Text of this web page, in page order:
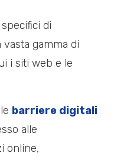
di
vasta gamma di
i siti web e le
barriere digitali
alle
online,